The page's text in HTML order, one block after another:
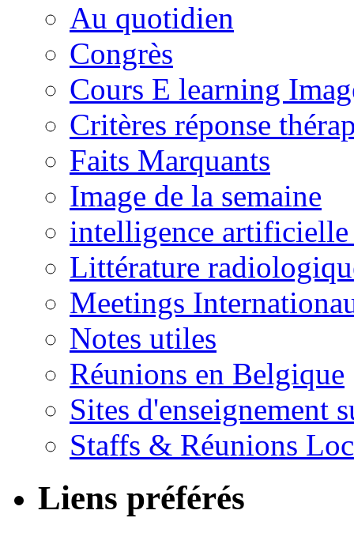
Au quotidien
Congrès
Cours E learning
Critères réponse
Faits Marquants
Image de la semaine
intelligence
Littérature
Meetings
Notes utiles
Réunions en Belgique
Sites d'enseignement
Staffs & Réunions
Liens préférés